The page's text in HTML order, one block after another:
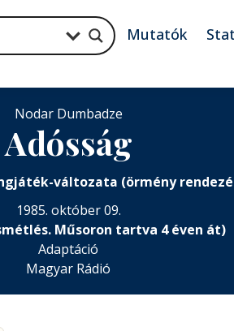
Mutatók Stat
Nodar Dumbadze
Adósság
változata (örmény
1985. október 09.
Műsoron tartva 4 éven át)
Adaptáció
Magyar Rádió